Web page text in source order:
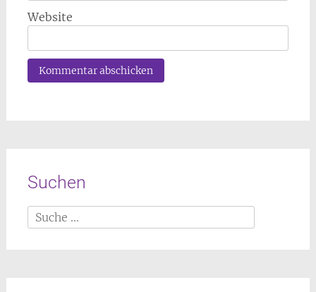
Website
Suchen
Suche
nach: